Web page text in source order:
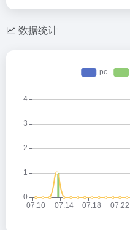
数据统计